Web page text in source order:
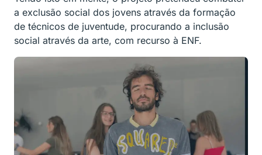
a exclusão social dos jovens através da formação
de técnicos de juventude, procurando a inclusão
social através da arte, com recurso à ENF.